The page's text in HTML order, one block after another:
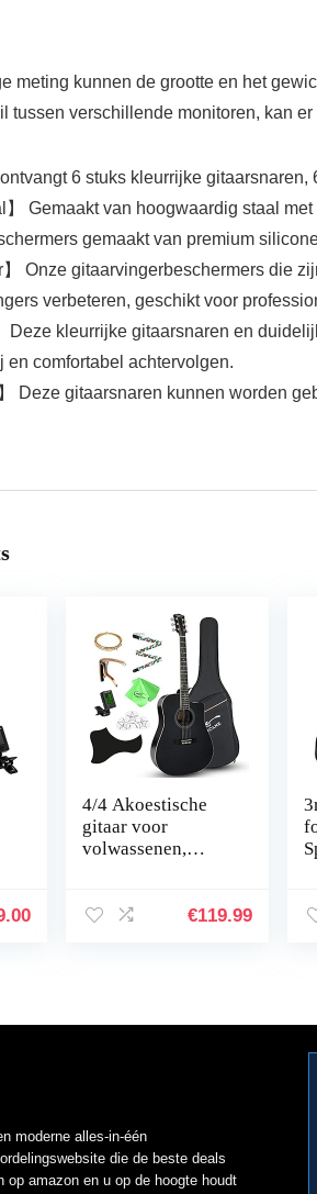
meting kunnen de grootte en het
tussen verschillende monitoren, kan
ontvangt 6 stuks kleurrijke
】 Gemaakt van hoogwaardig staal
gemaakt van premium
】 Onze gitaarvingerbeschermers die
verbeteren, geschikt voor
Deze kleurrijke gitaarsnaren en
en comfortabel achtervolgen.
Deze gitaarsnaren kunnen worden
4/4 Akoestische
gitaar voor
volwassenen,
full-size
€119.99
moderne alles-in-één
die de beste deals
op amazon en u op de hoogte houdt